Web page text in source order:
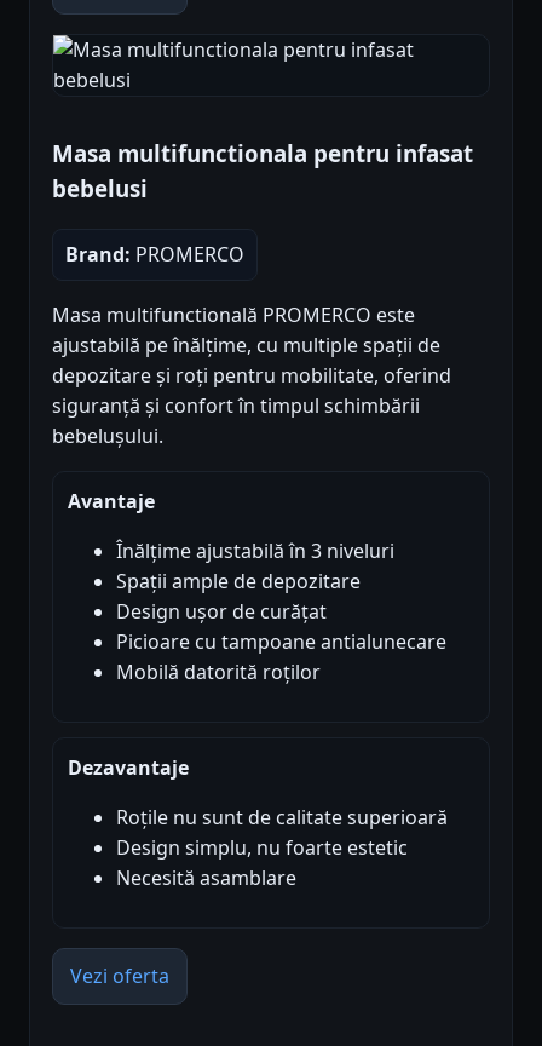
Masa multifunctionala pentru infasat
bebelusi
Brand: PROMERCO
Masa multifunctională PROMERCO este
ajustabilă pe înălțime, cu multiple spații de
depozitare și roți pentru mobilitate, oferind
siguranță și confort în timpul schimbării
bebelușului.
Avantaje
Înălțime ajustabilă în 3 niveluri
Spații ample de depozitare
Design ușor de curățat
Picioare cu tampoane antialunecare
Mobilă datorită roților
Dezavantaje
Roțile nu sunt de calitate superioară
Design simplu, nu foarte estetic
Necesită asamblare
Vezi oferta